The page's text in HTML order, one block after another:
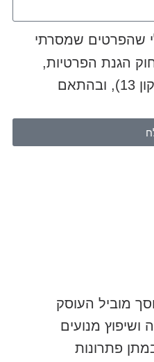
שהפרטים שמסרתי
הגנת הפרטיות,
התשמ"א–1981 (כולל תיקון 13), ובהתאם
מוביל העוסק
מנועים
פתרונות